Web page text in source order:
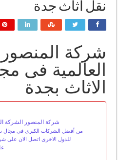
نقل اثاث جدة
شركة
العالمية فى
الاثاث بجدة
شركة المنصور الشركة
من أفضل الشركات الكبرى فى مجال
للدول الاخرى اتصل الان على